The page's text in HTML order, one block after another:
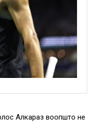
Алкараз воопшто не